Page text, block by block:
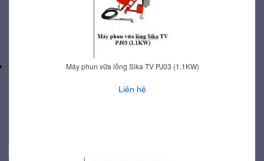
Máy phun vữa lỏng Sika TV PJ03 (1.1KW)
Liên hệ